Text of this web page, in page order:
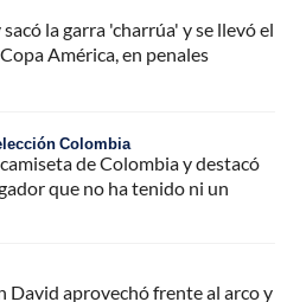
la garra 'charrúa' y se llevó el
América, en penales
Colombia
de Colombia y destacó
que no ha tenido ni un
David aprovechó frente al arco y